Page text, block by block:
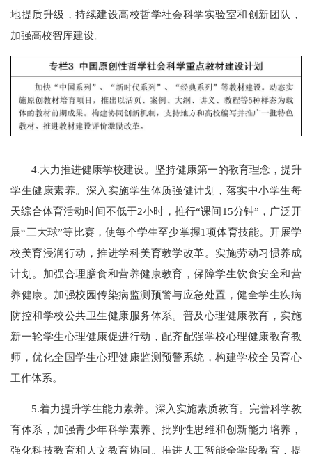
地提质升级，持续建设高校哲学社会科学实验室和创新团队，
加强高校智库建设。
4.大力推进健康学校建设。坚持健康第一的教育理念，提升
学生健康素养。深入实施学生体质强健计划，落实中小学生每
天综合体育活动时间不低于2小时，推行“课间15分钟”，广泛开
展“三大球”等比赛，使每个学生至少掌握1项体育技能。开展学
校美育浸润行动，推进学科美育教学改革。实施劳动习惯养成
计划。加强合理膳食和营养健康教育，保障学生饮食安全和营
养健康。加强校园传染病监测预警与应急处置，健全学生疾病
防控和学校公共卫生健康服务体系。普及心理健康教育，实施
新一轮学生心理健康促进行动，配齐配强学校心理健康教育教
师，优化全国学生心理健康监测预警系统，构建学校全员育心
工作体系。
5.着力提升学生能力素养。深入实施素质教育。完善科学教
育体系，加强青少年科学素养、批判性思维和创新能力培养，
强化科技教育和人文教育协同。推进人工智能全学段教育，提